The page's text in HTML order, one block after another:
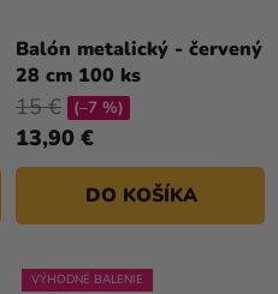
Balón metalický - červený
28 cm 100 ks
13,90 €
15 € (–7 %)
DO KOŠÍKA
VÝHODNÉ BALENIE